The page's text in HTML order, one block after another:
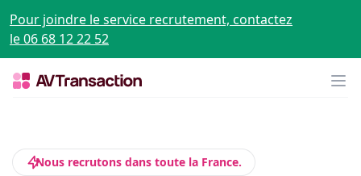
Pour joindre le service recrutement, contactez
le 06 68 12 22 52
Nous recrutons dans toute la France.